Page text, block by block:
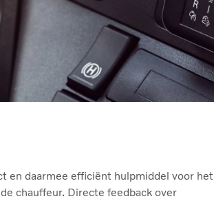
en daarmee efficiënt hulpmiddel voor het
chauffeur. Directe feedback over